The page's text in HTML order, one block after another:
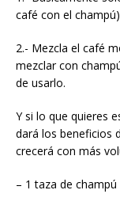
café con el
2.- Mezcla el café
mezclar con
de usarlo.
Y si lo que quieres
dará los beneficios
crecerá con más
– 1 taza de champú